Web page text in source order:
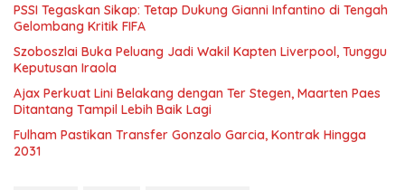
PSSI Tegaskan Sikap: Tetap Dukung Gianni Infantino di Tengah
Gelombang Kritik FIFA
Szoboszlai Buka Peluang Jadi Wakil Kapten Liverpool, Tunggu
Keputusan Iraola
Ajax Perkuat Lini Belakang dengan Ter Stegen, Maarten Paes
Ditantang Tampil Lebih Baik Lagi
Fulham Pastikan Transfer Gonzalo Garcia, Kontrak Hingga
2031